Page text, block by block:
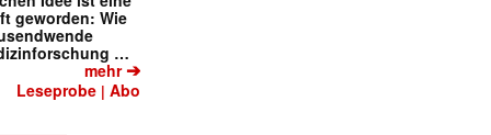
geworden: Wie
…
mehr➔
Leseprobe |Abo